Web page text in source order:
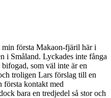
första Makaon-fjäril här i
i Småland. Lyckades inte fånga
som väl inte är en
troligen Lars förslag till en
kontakt med
bara en tredjedel så stor och